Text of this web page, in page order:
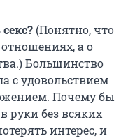
(Понятно, что
а о
Большинство
с удовольствием
Почему бы
руки без всяких
интерес, и